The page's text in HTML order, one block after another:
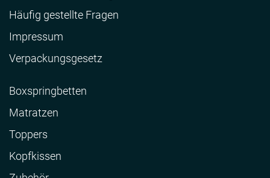
Häufig gestellte Fragen
Impressum
Verpackungsgesetz
Boxspringbetten
Matratzen
Toppers
Kopfkissen